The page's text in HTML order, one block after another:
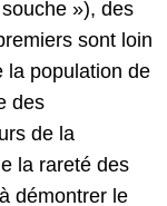
»), des
sont loin
la population de
des
de la
la rareté des
démontrer le